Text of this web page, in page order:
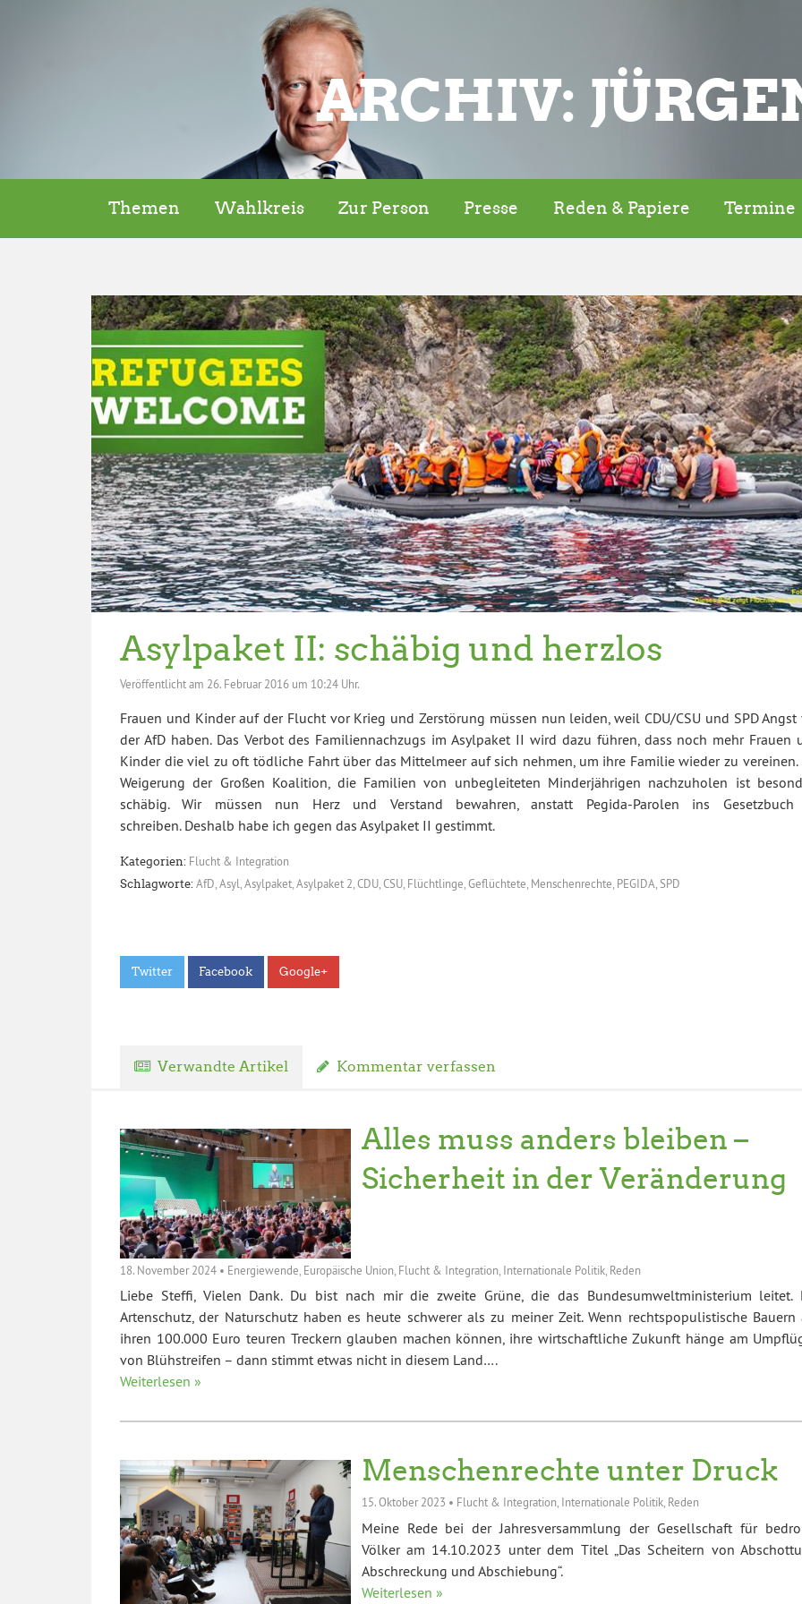
ARCHIV:
Themen Wahlkreis Zur Person Presse Reden & Papiere Termine
Asylpaket II: schäbig und herzlos
Veröffentlicht am 26. Februar 2016 um 10:24 Uhr.
Frauen und Kinder auf der Flucht vor Krieg und Zerstörung müssen nun leiden, weil CDU/CSU und SPD Angst
der AfD haben. Das Verbot des Familiennachzugs im Asylpaket II wird dazu führen, dass noch mehr Frauen
Kinder die viel zu oft tödliche Fahrt über das Mittelmeer auf sich nehmen, um ihre Familie wieder zu vereinen.
Weigerung der Großen Koalition, die Familien von unbegleiteten Minderjährigen nachzuholen ist
schäbig. Wir müssen nun Herz und Verstand bewahren, anstatt Pegida-Parolen ins
schreiben. Deshalb habe ich gegen das Asylpaket II gestimmt.
Kategorien: Flucht & Integration
Schlagworte: AfD Asyl Asylpaket Asylpaket 2 CDU CSU Flüchtlinge Geflüchtete Menschenrechte PEGIDA SPD
Twitter Facebook Google+
Verwandte Artikel Kommentar verfassen
Alles muss anders bleiben –
Sicherheit in der Veränderung
18. November 2024 • Energiewende Europäische Union Flucht & Integration Internationale Politik Reden
Liebe Steffi, Vielen Dank. Du bist nach mir die zweite Grüne, die das Bundesumweltministerium leitet.
Artenschutz, der Naturschutz haben es heute schwerer als zu meiner Zeit. Wenn rechtspopulistische Bauern
ihren 100.000 Euro teuren Treckern glauben machen können, ihre wirtschaftliche Zukunft hänge am
von Blühstreifen – dann stimmt etwas nicht in diesem Land….
Weiterlesen »
Menschenrechte unter Druck
15. Oktober 2023 • Flucht & Integration, Internationale Politik, Reden
Meine Rede bei der Jahresversammlung der Gesellschaft für
Völker am 14.10.2023 unter dem Titel „Das Scheitern von
Abschreckung und Abschiebung“.
Weiterlesen »